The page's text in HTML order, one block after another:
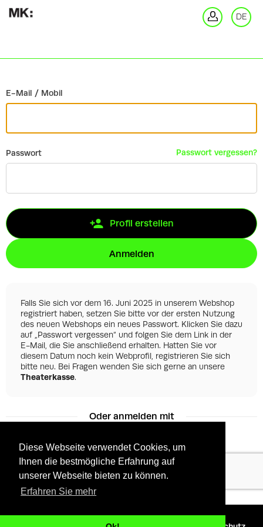
Diese Webseite verwendet Cookies, um
Ihnen die bestmögliche Erfahrung auf
unserer Webseite bieten zu können.
Erfahren Sie mehr
DE
E-Mail / Mobil
Passwort Passwort vergessen?
Profil erstellen
Anmelden
Falls Sie sich vor dem 16. Juni 2025 in unserem Webshop
registriert haben, setzen Sie bitte vor der ersten Nutzung
des neuen Webshops ein neues Passwort. Klicken Sie dazu
auf „Passwort vergessen“ und folgen Sie dem Link in der
E-Mail, die Sie anschließend erhalten. Hatten Sie vor
diesem Datum noch kein Webprofil, registrieren Sie sich
bitte neu. Bei Fragen wenden Sie sich gerne an unsere
Theaterkasse.
Oder anmelden mit
Facebook